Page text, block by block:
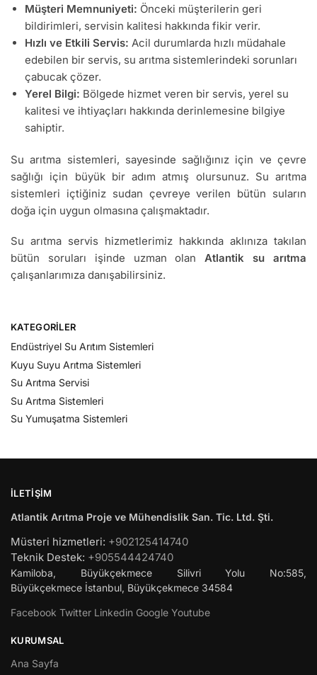
Müşteri Memnuniyeti: Önceki müşterilerin geri
bildirimleri, servisin kalitesi hakkında fikir verir.
Hızlı ve Etkili Servis: Acil durumlarda hızlı müdahale
edebilen bir servis, su arıtma sistemlerindeki sorunları
çabucak çözer.
Yerel Bilgi: Bölgede hizmet veren bir servis, yerel su
kalitesi ve ihtiyaçları hakkında derinlemesine bilgiye
sahiptir.
Su arıtma sistemleri, sayesinde sağlığınız için ve çevre
sağlığı için büyük bir adım atmış olursunuz. Su arıtma
sistemleri içtiğiniz sudan çevreye verilen bütün suların
doğa için uygun olmasına çalışmaktadır.
Su arıtma servis hizmetlerimiz hakkında aklınıza takılan
bütün soruları işinde uzman olanAtlantik su arıtma
çalışanlarımıza danışabilirsiniz.
KATEGORILER
Endüstriyel Su Arıtım Sistemleri
Kuyu Suyu Arıtma Sistemleri
Su Arıtma Servisi
Su Arıtma Sistemleri
Su Yumuşatma Sistemleri
İLETIŞIM
Atlantik Arıtma Proje ve Mühendislik San. Tic. Ltd. Şti.
Müsteri hizmetleri: +902125414740
Teknik Destek: +905544424740
Kamiloba, Büyükçekmece Silivri Yolu No:585,
Büyükçekmece İstanbul, Büyükçekmece 34584
Facebook Twitter Linkedin Google Youtube
KURUMSAL
Ana Sayfa